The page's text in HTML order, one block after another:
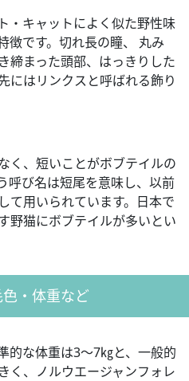
・キャットによく似た野性味
徴です。切れ長の瞳、 丸み
締まった頭部、はっきりした
にはリンクスと呼ばれる飾り
く、短いことがボブテイルの
呼び名は短尾を意味し、以前
て用いられています。日本で
野猫にボブテイルが多いとい
・体重など
的な体重は3～7㎏と、一般的
く、ノルウエージャンフォレ